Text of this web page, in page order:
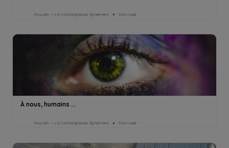
Pascaln — Le Contemplateur Éphémère 1min read
À nous, humains ...
Pascaln — Le Contemplateur Éphémère 1min read